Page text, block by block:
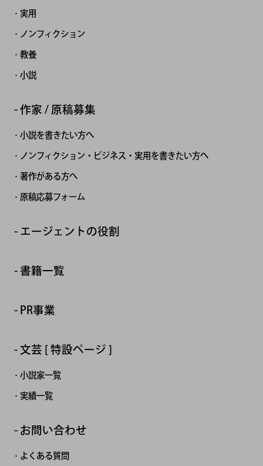
実用
ノンフィクション
教養
小説
作家 / 原稿募集
小説を書きたい方へ
ノンフィクション・ビジネス・実用を書きたい方へ
著作がある方へ
原稿応募フォーム
エージェントの役割
書籍一覧
PR事業
文芸 [ 特設ページ ]
小説家一覧
実績一覧
お問い合わせ
よくある質問